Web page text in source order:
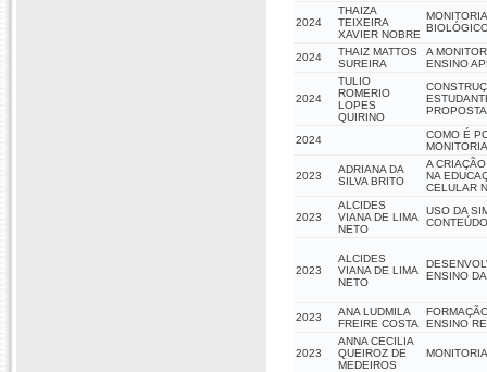
2024
THAIZA
TEIXEIRA
XAVIER NOBRE
2024
THAIZ MATTOS
SUREIRA
A
ENSINO
2024
TULIO
ROMERIO
LOPES
QUIRINO
2024
COMO É
2023
ADRIANA DA
SILVA BRITO
A
NA
CELULAR
2023
ALCIDES
VIANA DE LIMA
NETO
USO DA
2023
ALCIDES
VIANA DE LIMA
NETO
ENSINO
2023
ANA LUDMILA
FREIRE COSTA
ENSINO
2023
ANNA CECILIA
QUEIROZ DE
MEDEIROS